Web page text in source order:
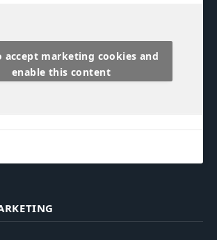
accept marketing cookies and
enable this content